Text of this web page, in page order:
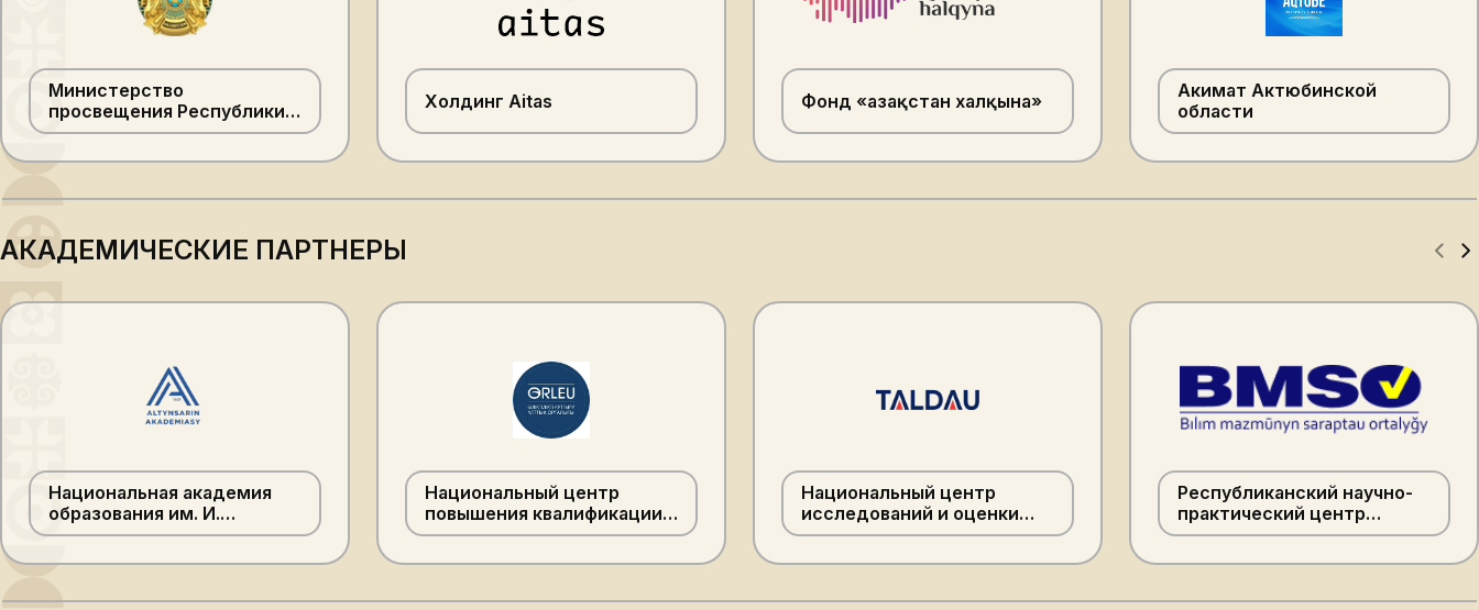
Министерство
просвещения Республики
Казахстан
Холдинг Aitas Фонд «Қазақстан халқына»
Акимат Актюбинской
области
АКАДЕМИЧЕСКИЕ ПАРТНЕРЫ
Национальная академия
образования им. И.
Алтынсарина
Национальный центр
повышения квалификации
«Өрлеу»
Национальный центр
исследований и оценки
образования «Талдау»
Республиканский научно-
практический центр
экспертизы содержания